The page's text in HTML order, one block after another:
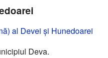
al Devei și Hunedoarei
Deva.